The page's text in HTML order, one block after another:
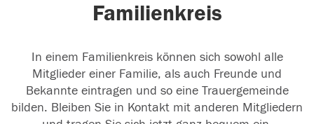
Familienkreis
In einem Familienkreis können sich sowohl alle
Mitglieder einer Familie, als auch Freunde und
Bekannte eintragen und so eine Trauergemeinde
bilden. Bleiben Sie in Kontakt mit anderen Mitgliedern